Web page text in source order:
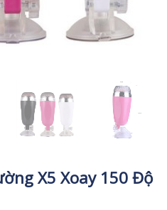
X5 Xoay 150 Độ